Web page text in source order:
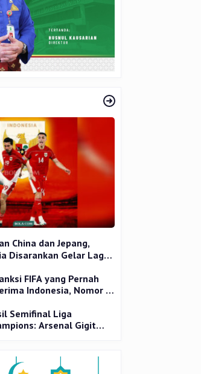
China dan Jepang,
Disarankan Gelar Laga
FIFA yang Pernah
Indonesia, Nomor 1
Semifinal Liga
Arsenal Gigit